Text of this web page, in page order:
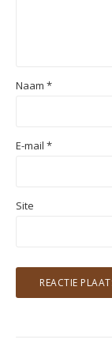
Naam *
E-mail *
Site